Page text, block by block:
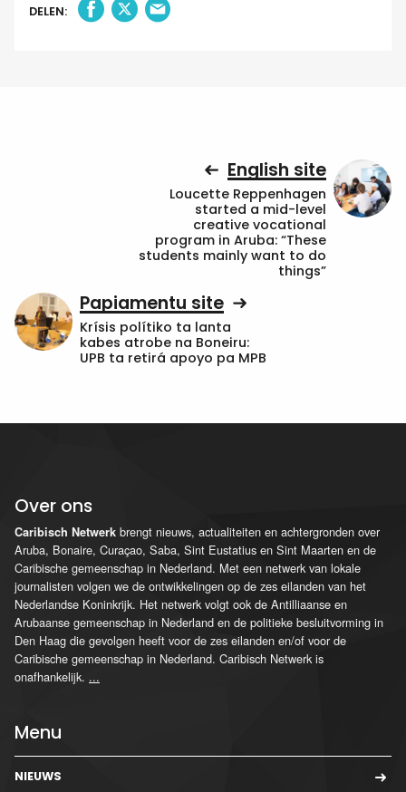
DELEN:
English site
Loucette Reppenhagen
started a mid-level
creative vocational
program in Aruba: “These
students mainly want to do
things”
Papiamentu site
Krísis polítiko ta lanta
kabes atrobe na Boneiru:
UPB ta retirá apoyo pa MPB
Over ons
Caribisch Netwerk brengt nieuws, actualiteiten en achtergronden over
Aruba, Bonaire, Curaçao, Saba, Sint Eustatius en Sint Maarten en de
Caribische gemeenschap in Nederland. Met een netwerk van lokale
journalisten volgen we de ontwikkelingen op de zes eilanden van het
Nederlandse Koninkrijk. Het netwerk volgt ook de Antilliaanse en
Arubaanse gemeenschap in Nederland en de politieke besluitvorming in
Den Haag die gevolgen heeft voor de zes eilanden en/of voor de
Caribische gemeenschap in Nederland. Caribisch Netwerk is
onafhankelijk. ...
Menu
NIEUWS